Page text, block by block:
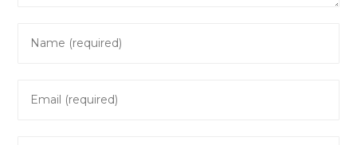
your
your